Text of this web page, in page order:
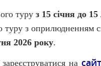
туруз 15 січня до
туру з
2026 року.
на